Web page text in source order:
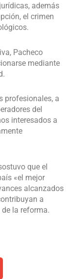
además
el crimen
Pacheco
mediante
profesionales, a
del
interesados a
que el
«el mejor
alcanzados
a
la reforma.